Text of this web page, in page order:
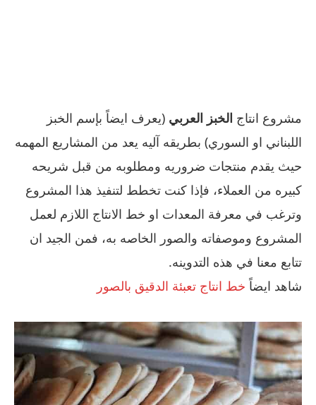
مشروع انتاج الخبز العربي (يعرف ايضاً بإسم الخبز
اللبناني او السوري) بطريقه آليه يعد من المشاريع المهمه
حيث يقدم منتجات ضروريه ومطلوبه من قبل شريحه
كبيره من العملاء، فإذا كنت تخطط لتنفيذ هذا المشروع
وترغب في معرفة المعدات او خط الانتاج اللازم لعمل
المشروع وموصفاته والصور الخاصه به، فمن الجيد ان
تتابع معنا في هذه التدوينه.
شاهد ايضاً خط انتاج تعبئة الدقيق بالصور